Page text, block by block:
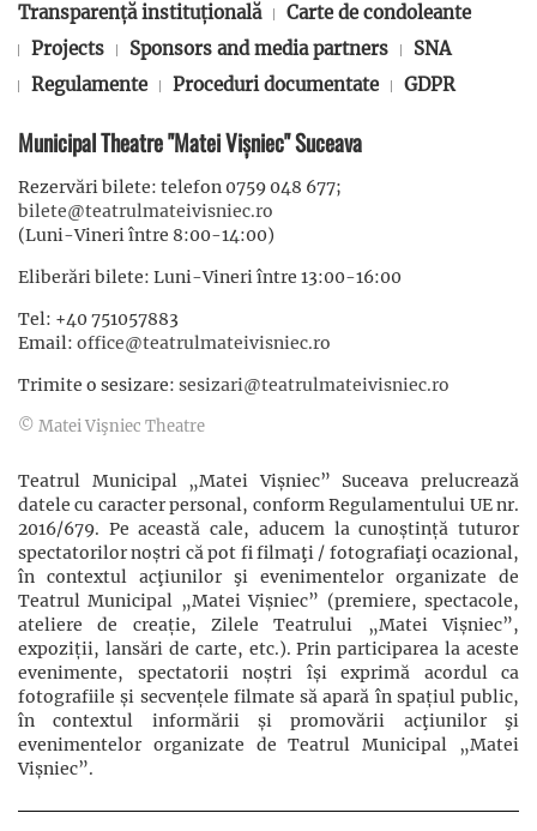
Transparență instituțională
Carte de condoleante
Projects
Sponsors and media partners
SNA
Regulamente
Proceduri documentate GDPR
Municipal Theatre "Matei Vișniec" Suceava
Rezervări bilete: telefon 0759 048 677;
bilete@teatrulmateivisniec.ro
(Luni-Vineri între 8:00-14:00)
Eliberări bilete: Luni-Vineri între 13:00-16:00
Tel: +40 751057883
Email: office@teatrulmateivisniec.ro
Trimite o sesizare: sesizari@teatrulmateivisniec.ro
© Matei Vişniec Theatre
Teatrul Municipal „Matei Vișniec” Suceava prelucrează
datele cu caracter personal, conform Regulamentului UE nr.
2016/679. Pe această cale, aducem la cunoștință tuturor
spectatorilor noștri că pot fi filmaţi / fotografiaţi ocazional,
în contextul acţiunilor şi evenimentelor organizate de
Teatrul Municipal „Matei Vișniec” (premiere, spectacole,
ateliere de creație, Zilele Teatrului „Matei Vișniec”,
expoziții, lansări de carte, etc.). Prin participarea la aceste
evenimente, spectatorii noștri își exprimă acordul ca
fotografiile și secvențele filmate să apară în spațiul public,
în contextul informării și promovării acţiunilor şi
evenimentelor organizate de Teatrul Municipal „Matei
Vișniec”.